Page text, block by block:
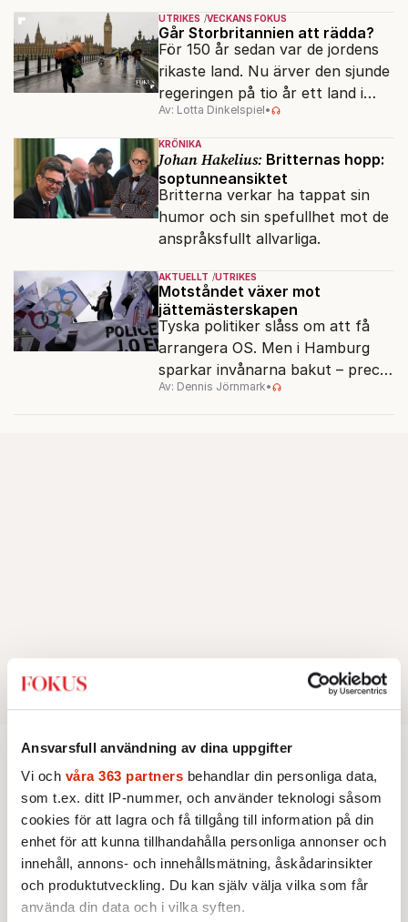
Ansvarsfull användning av dina uppgifter
Vi och våra 363 partners behandlar din personliga data,
som t.ex. ditt IP-nummer, och använder teknologi såsom
cookies för att lagra och få tillgång till information på din
enhet för att kunna tillhandahålla personliga annonser och
innehåll, annons- och innehållsmätning, åskådarinsikter
och produktutveckling. Du kan själv välja vilka som får
använda din data och i vilka syften.
hela samhället – utan att rubba
den ryska statsidén?
UTRIKES VECKANS FOKUS
Går Storbritannien att rädda?
För 150 år sedan var de jordens
rikaste land. Nu ärver den sjunde
regeringen på tio år ett land i
politiskt och ekonomiskt kaos.
Av: Lotta Dinkelspiel•
KRÖNIKA
Johan Hakelius: Britternas hopp:
soptunneansiktet
Britterna verkar ha tappat sin
humor och sin spefullhet mot de
anspråksfullt allvarliga.
AKTUELLT UTRIKES
Motståndet växer mot
jättemästerskapen
Tyska politiker slåss om att få
arrangera OS. Men i Hamburg
sparkar invånarna bakut – precis
som de gjort tidigare i Paris,
Av: Dennis Jörnmark•
ANDRA KAMMAREN POLITIK
L:s braksuccé blev till
braksmälla
Braksuccén för L uteblev. Danmark kan
stoltsera med en hel elva med partibytare och